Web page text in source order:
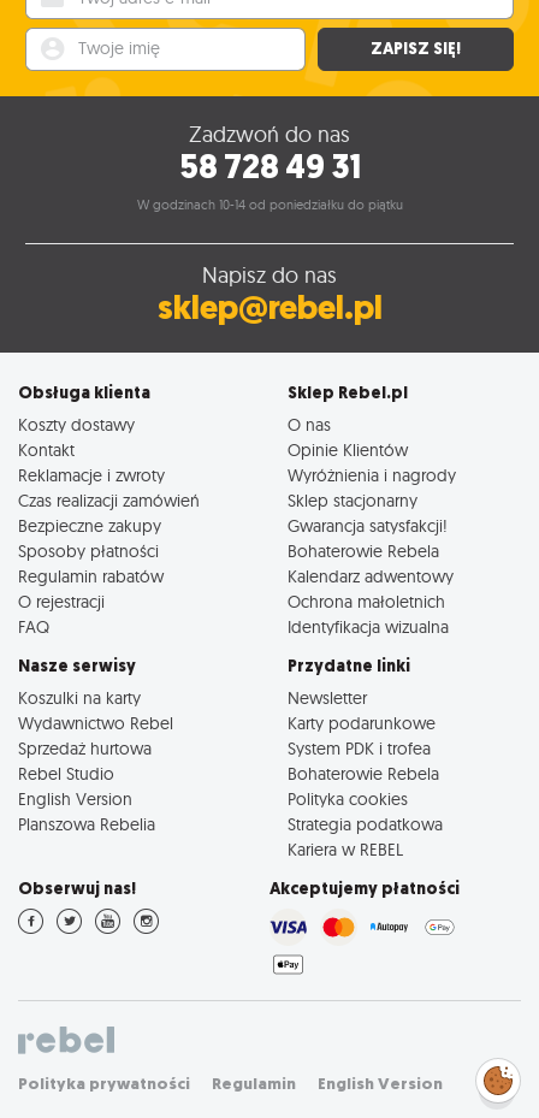
ZAPISZ SIĘ!
Zadzwoń do nas
58 728 49 31
W godzinach 10-14 od poniedziałku do piątku
Napisz do nas
sklep@rebel.pl
Obsługa klienta
Koszty dostawy
Kontakt
Reklamacje i zwroty
Czas realizacji zamówień
Bezpieczne zakupy
Sposoby płatności
Regulamin rabatów
O rejestracji
FAQ
Sklep Rebel.pl
O nas
Opinie Klientów
Wyróżnienia i nagrody
Sklep stacjonarny
Gwarancja satysfakcji!
Bohaterowie Rebela
Kalendarz adwentowy
Ochrona małoletnich
Identyfikacja wizualna
Nasze serwisy
Koszulki na karty
Wydawnictwo Rebel
Sprzedaż hurtowa
Rebel Studio
English Version
Planszowa Rebelia
Przydatne linki
Newsletter
Karty podarunkowe
System PDK i trofea
Bohaterowie Rebela
Polityka cookies
Strategia podatkowa
Kariera w REBEL
Obserwuj nas! Akceptujemy płatności
Polityka prywatności Regulamin English Version
Zarządzaj
preferencjami
cookies